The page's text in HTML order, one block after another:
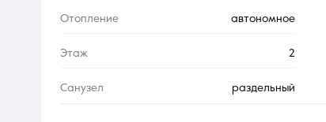
Отопление автономное
Этаж 2
Санузел раздельный